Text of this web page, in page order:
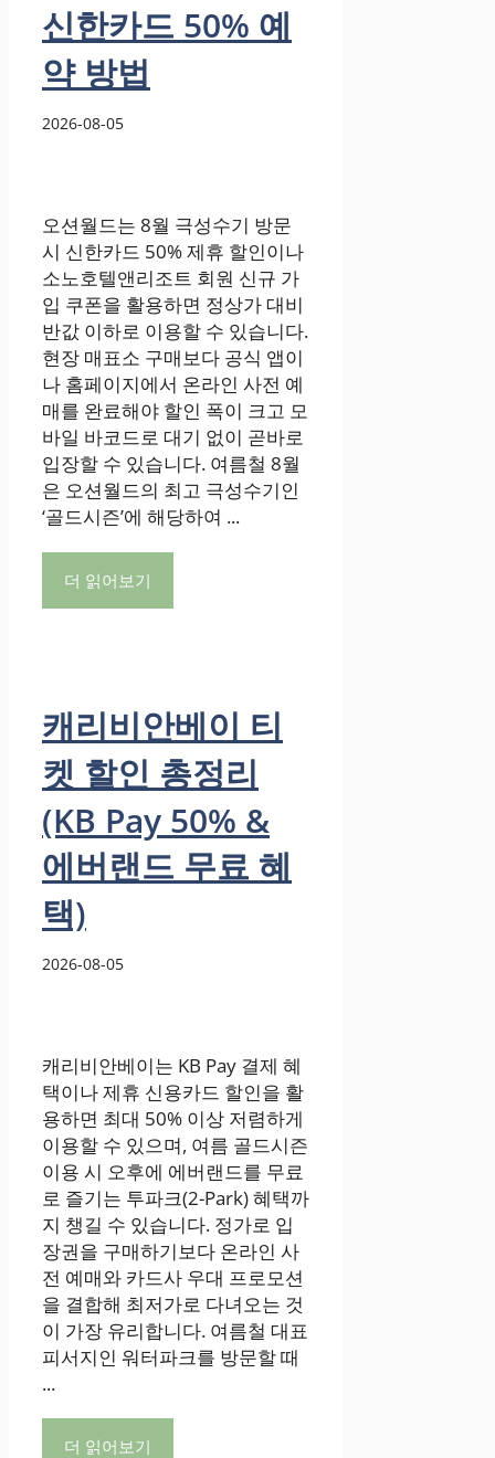
신한카드 50% 예
약 방법
2026-08-05
오션월드는 8월 극성수기 방문
시 신한카드 50% 제휴 할인이나
소노호텔앤리조트 회원 신규 가
입 쿠폰을 활용하면 정상가 대비
반값 이하로 이용할 수 있습니다.
현장 매표소 구매보다 공식 앱이
나 홈페이지에서 온라인 사전 예
매를 완료해야 할인 폭이 크고 모
바일 바코드로 대기 없이 곧바로
입장할 수 있습니다. 여름철 8월
은 오션월드의 최고 극성수기인
‘골드시즌’에 해당하여 ...
더 읽어보기
캐리비안베이 티
켓 할인 총정리
(KB Pay 50% &
에버랜드 무료 혜
택)
2026-08-05
캐리비안베이는 KB Pay 결제 혜
택이나 제휴 신용카드 할인을 활
용하면 최대 50% 이상 저렴하게
이용할 수 있으며, 여름 골드시즌
이용 시 오후에 에버랜드를 무료
로 즐기는 투파크(2-Park) 혜택까
지 챙길 수 있습니다. 정가로 입
장권을 구매하기보다 온라인 사
전 예매와 카드사 우대 프로모션
을 결합해 최저가로 다녀오는 것
이 가장 유리합니다. 여름철 대표
피서지인 워터파크를 방문할 때
...
더 읽어보기